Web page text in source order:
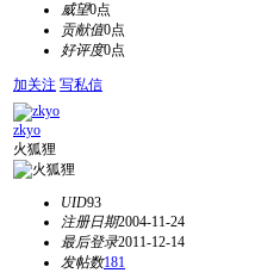
威望0点
贡献值0点
好评度0点
加关注 写私信
zkyo
火狐狸
UID93
注册日期2004-11-24
最后登录2011-12-14
发帖数181